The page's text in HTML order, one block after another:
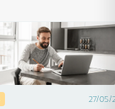
27/05/